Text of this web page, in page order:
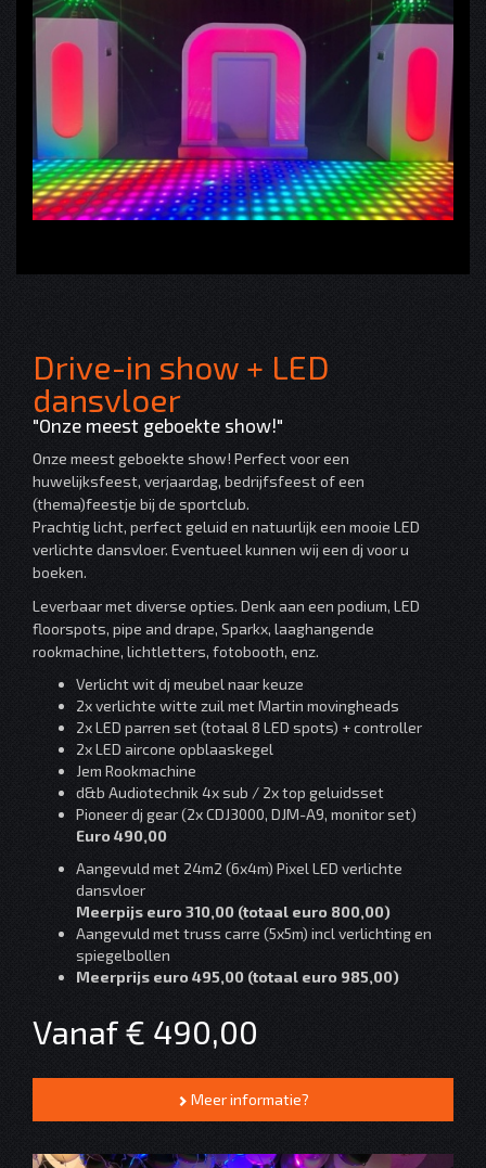
Drive-in show + LED
dansvloer
"Onze meest geboekte show!"
Onze meest geboekte show! Perfect voor een
huwelijksfeest, verjaardag, bedrijfsfeest of een
(thema)feestje bij de sportclub.
Prachtig licht, perfect geluid en natuurlijk een mooie LED
verlichte dansvloer. Eventueel kunnen wij een dj voor u
boeken.
Leverbaar met diverse opties. Denk aan een podium, LED
floorspots, pipe and drape, Sparkx, laaghangende
rookmachine, lichtletters, fotobooth, enz.
Verlicht wit dj meubel naar keuze
2x verlichte witte zuil met Martin movingheads
2x LED parren set (totaal 8 LED spots) + controller
2x LED aircone opblaaskegel
Jem Rookmachine
d&b Audiotechnik 4x sub / 2x top geluidsset
Pioneer dj gear (2x CDJ3000, DJM-A9, monitor set)
Euro 490,00
Aangevuld met 24m2 (6x4m) Pixel LED verlichte
dansvloer
Meerpijs euro 310,00 (totaal euro 800,00)
Aangevuld met truss carre (5x5m) incl verlichting en
spiegelbollen
Meerprijs euro 495,00 (totaal euro 985,00)
Vanaf € 490,00
Meer informatie?